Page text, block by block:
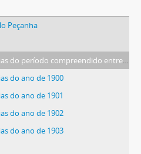
Peçanha
compreendido entre os anos 1890 e 1899
do ano de 1900
do ano de 1901
do ano de 1902
do ano de 1903